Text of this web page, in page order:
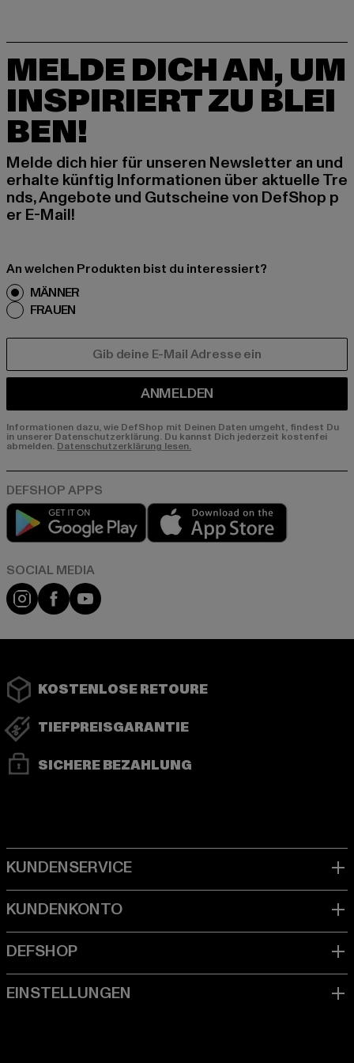
MELDE DICH AN, UM
INSPIRIERT ZU BLEI
BEN!
Melde dich hier für unseren Newsletter an und
erhalte künftig Informationen über aktuelle Tre
nds, Angebote und Gutscheine von DefShop p
er E-Mail!
An welchen Produkten bist du interessiert?
MÄNNER
FRAUEN
ANMELDEN
Informationen dazu, wie DefShop mit Deinen Daten umgeht, findest Du
in unserer Datenschutzerklärung. Du kannst Dich jederzeit kostenfei
abmelden. Datenschutzerklärung lesen.
Play market
Instagram
FacebookYouTube
KOSTENLOSE RETOURE
TIEFPREISGARANTIE
SICHERE BEZAHLUNG